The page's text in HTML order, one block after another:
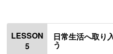
はじめに
使用材料・道具
LESSON
5
日常生活へ取り
う